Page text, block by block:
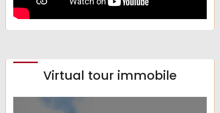
Virtual tour immobile